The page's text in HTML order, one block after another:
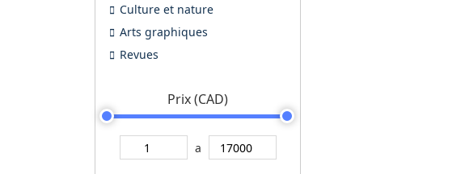
Culture et nature
Arts graphiques
Revues
Prix (CAD)
a